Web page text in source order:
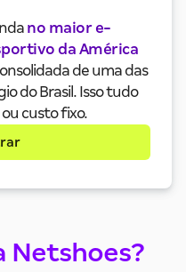
no maior e-
da América
de uma das
do Brasil. Isso tudo
custo fixo.
Netshoes?